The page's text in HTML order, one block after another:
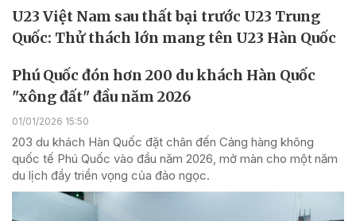
U23 Việt Nam sau thất bại trước U23 Trung
Quốc: Thử thách lớn mang tên U23 Hàn Quốc
Phú Quốc đón hơn 200 du khách Hàn Quốc
"xông đất" đầu năm 2026
01/01/2026 15:50
203 du khách Hàn Quốc đặt chân đến Cảng hàng không
quốc tế Phú Quốc vào đầu năm 2026, mở màn cho một năm
du lịch đầy triển vọng của đảo ngọc.